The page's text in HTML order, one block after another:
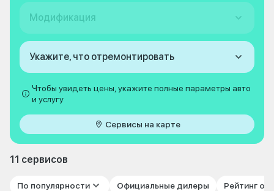
Модификация
Укажите, что отремонтировать
Чтобы увидеть цены, укажите полные параметры авто
и услугу
Сервисы на карте
11 сервисов
По популярности Официальные дилеры Рейтинг